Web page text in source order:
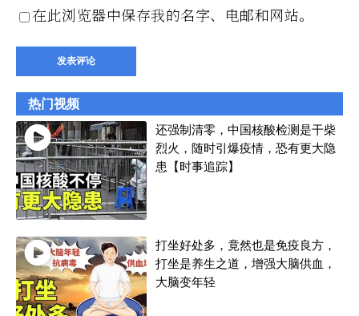
在此浏览器中保存我的名字、电邮和网站。
热门视频
还强制清零，中国核酸检测是干柴
烈火，随时引爆疫情，恐有更大隐
患【时事追踪】
打坐好处多，竟然也是免疫良方，
打坐是养生之道，增强大脑供血，
大脑变年轻